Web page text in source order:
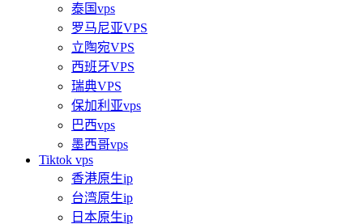
泰国vps
罗马尼亚VPS
立陶宛VPS
西班牙VPS
瑞典VPS
保加利亚vps
巴西vps
墨西哥vps
Tiktok vps
香港原生ip
台湾原生ip
日本原生ip